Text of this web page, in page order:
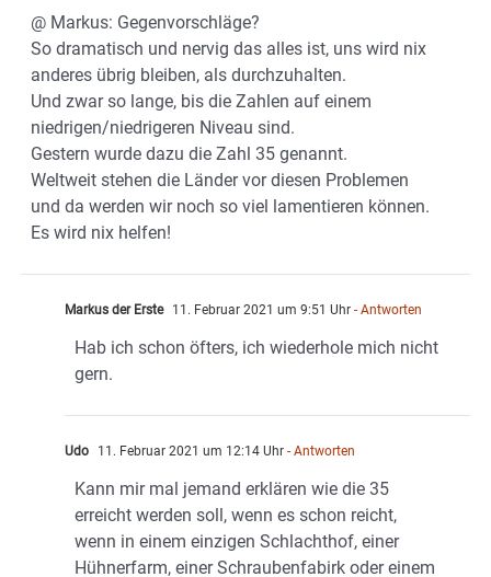
@ Markus: Gegenvorschläge?
So dramatisch und nervig das alles ist, uns wird nix
anderes übrig bleiben, als durchzuhalten.
Und zwar so lange, bis die Zahlen auf einem
niedrigen/niedrigeren Niveau sind.
Gestern wurde dazu die Zahl 35 genannt.
Weltweit stehen die Länder vor diesen Problemen
und da werden wir noch so viel lamentieren können.
Es wird nix helfen!
Markus der Erste 11. Februar 2021 um 9:51 Uhr - Antworten
Hab ich schon öfters, ich wiederhole mich nicht
gern.
Udo 11. Februar 2021 um 12:14 Uhr - Antworten
Kann mir mal jemand erklären wie die 35
erreicht werden soll, wenn es schon reicht,
wenn in einem einzigen Schlachthof, einer
Hühnerfarm, einer Schraubenfabirk oder einem